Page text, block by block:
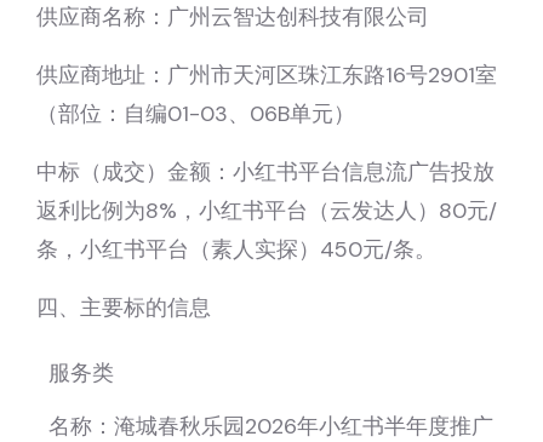
供应商名称：广州云智达创科技有限公司
供应商地址：广州市天河区珠江东路16号2901室
（部位：自编01-03、06B单元）
中标（成交）金额：小红书平台信息流广告投放
返利比例为8%，小红书平台（云发达人）80元/
条，小红书平台（素人实探）450元/条。
四、主要标的信息
服务类
名称：淹城春秋乐园2026年小红书半年度推广